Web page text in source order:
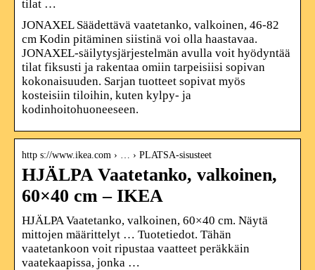
tilat …
JONAXEL Säädettävä vaatetanko, valkoinen, 46-82
cm Kodin pitäminen siistinä voi olla haastavaa.
JONAXEL-säilytysjärjestelmän avulla voit hyödyntää
tilat fiksusti ja rakentaa omiin tarpeisiisi sopivan
kokonaisuuden. Sarjan tuotteet sopivat myös
kosteisiin tiloihin, kuten kylpy- ja
kodinhoitohuoneeseen.
http s://www.ikea.com › … › PLATSA-sisusteet
HJÄLPA Vaatetanko, valkoinen,
60×40 cm – IKEA
HJÄLPA Vaatetanko, valkoinen, 60×40 cm. Näytä
mittojen määrittelyt … Tuotetiedot. Tähän
vaatetankoon voit ripustaa vaatteet peräkkäin
vaatekaapissa, jonka …